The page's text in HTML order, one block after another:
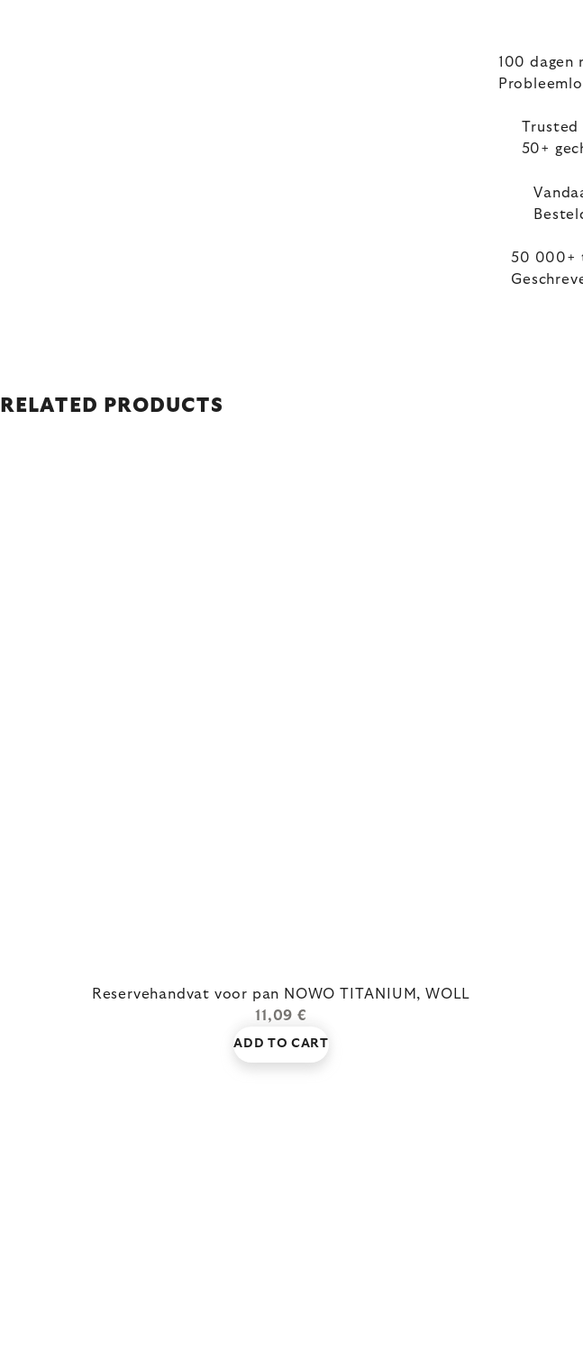
100 dagen
Trusted
50+
50 000+
RELATED PRODUCTS
Reservehandvat voor pan NOWO TITANIUM, WOLL
11,09 €
ADD TO CART